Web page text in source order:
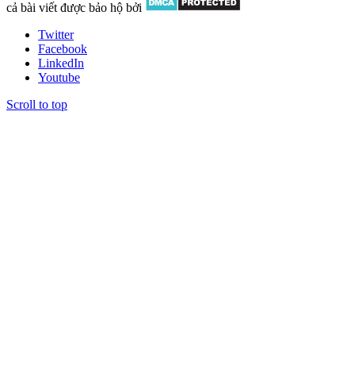
cả bài viết được bảo hộ bởi
Twitter
Facebook
LinkedIn
Youtube
Scroll to top